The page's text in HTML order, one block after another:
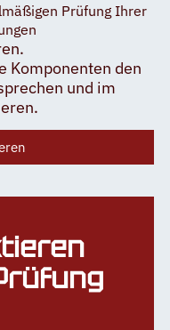
Prüfung Ihrer
.
Komponenten den
und im